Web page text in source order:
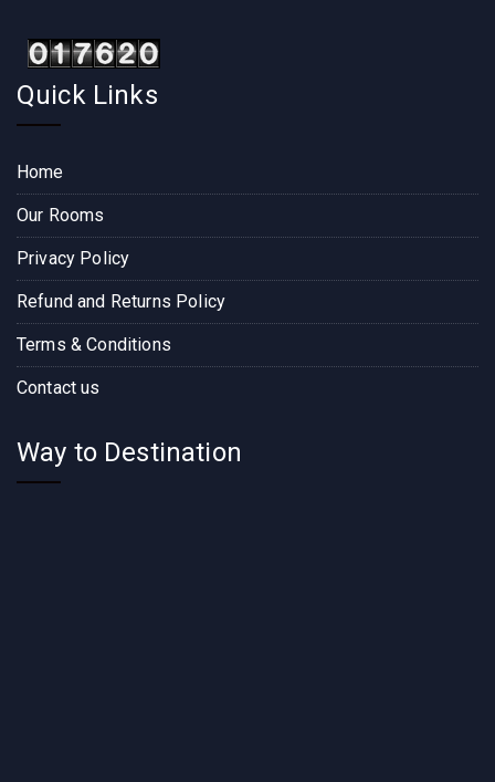
Quick Links
Home
Our Rooms
Privacy Policy
Refund and Returns Policy
Terms & Conditions
Contact us
Way to Destination